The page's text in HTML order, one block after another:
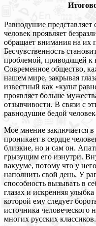
Равнодушие представляет
человек проявляет
обращает внимания на их
Бесчувственность
проблемой, приводящей к
Современное общество,
нашем мире, закрывая
известный как «культ
проявляет больше
отзывчивости. В связи с
равнодушие бедой
Мое мнение заключается
проникает в сердце
близкие, но и сам он.
грызущим его изнутри.
вакууме, потому что у
наполнить свой день. У
способность вызывать в
глазах и искренняя
которой ему следует
источника человеческого
многих русских классиков.